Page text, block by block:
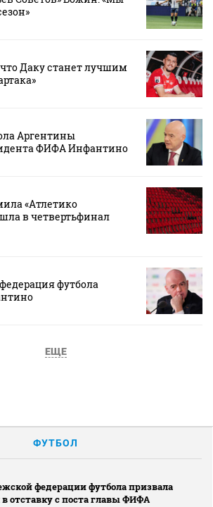
Даку станет лучшим
Аргентины
ФИФА Инфантино
«Атлетико
в четвертьфинал
футбола
ЕЩЕ
ФУТБОЛ
федерации футбола призвала
отставку с поста главы ФИФА